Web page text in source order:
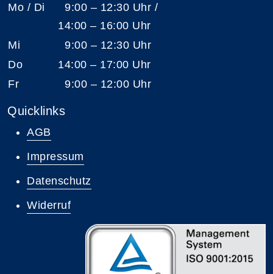
Mo / Di
9:00 – 12:30 Uhr /
14:00 – 16:00 Uhr
Mi
9:00 – 12:30 Uhr
Do
14:00 – 17:00 Uhr
Fr
9:00 – 12:00 Uhr
Quicklinks
AGB
Impressum
Datenschutz
Widerruf